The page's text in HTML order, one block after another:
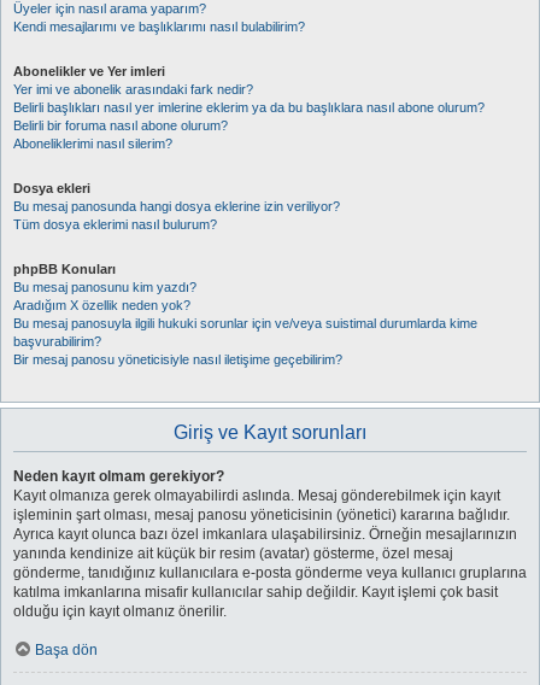
Üyeler için nasıl arama yaparım?
Kendi mesajlarımı ve başlıklarımı nasıl bulabilirim?
Abonelikler ve Yer imleri
Yer imi ve abonelik arasındaki fark nedir?
Belirli başlıkları nasıl yer imlerine eklerim ya da bu başlıklara nasıl abone olurum?
Belirli bir foruma nasıl abone olurum?
Aboneliklerimi nasıl silerim?
Dosya ekleri
Bu mesaj panosunda hangi dosya eklerine izin veriliyor?
Tüm dosya eklerimi nasıl bulurum?
phpBB Konuları
Bu mesaj panosunu kim yazdı?
Aradığım X özellik neden yok?
Bu mesaj panosuyla ilgili hukuki sorunlar için ve/veya suistimal durumlarda kime
başvurabilirim?
Bir mesaj panosu yöneticisiyle nasıl iletişime geçebilirim?
Giriş ve Kayıt sorunları
Neden kayıt olmam gerekiyor?
Kayıt olmanıza gerek olmayabilirdi aslında. Mesaj gönderebilmek için kayıt
işleminin şart olması, mesaj panosu yöneticisinin (yönetici) kararına bağlıdır.
Ayrıca kayıt olunca bazı özel imkanlara ulaşabilirsiniz. Örneğin mesajlarınızın
yanında kendinize ait küçük bir resim (avatar) gösterme, özel mesaj
gönderme, tanıdığınız kullanıcılara e-posta gönderme veya kullanıcı gruplarına
katılma imkanlarına misafir kullanıcılar sahip değildir. Kayıt işlemi çok basit
olduğu için kayıt olmanız önerilir.
Başa dön